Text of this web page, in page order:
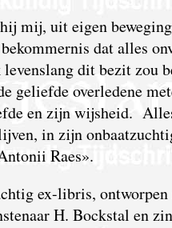
mij, uit eigen
dat alles
dit bezit zou
geliefde overledene
en zijn wijsheid.
in zijn
Raes».
ex-libris, ontworpen
H. Bockstal en